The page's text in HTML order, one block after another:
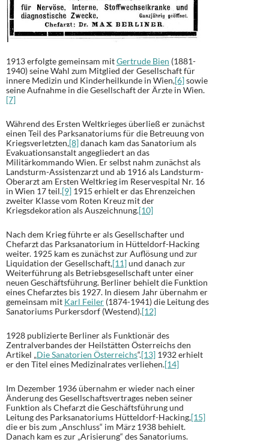
1913 erfolgte gemeinsam mitGertrude Bien (1881-
1940) seine Wahl zum Mitglied der Gesellschaft für
innere Medizin und Kinderheilkunde in Wien,[6]sowie
seine Aufnahme in die Gesellschaft der Ärzte in Wien.
[7]
Während des Ersten Weltkrieges überließ er zunächst
einen Teil des Parksanatoriums für die Betreuung von
Kriegsverletzten,[8]danach kam das Sanatorium als
Evakuationsanstalt angegliedert an das
Militärkommando Wien. Er selbst nahm zunächst als
Landsturm-Assistenzarzt und ab 1916 als Landsturm-
Oberarzt am Ersten Weltkrieg im Reservespital Nr. 16
in Wien 17 teil.[9] 1915 erhielt er das Ehrenzeichen
zweiter Klasse vom Roten Kreuz mit der
Kriegsdekoration als Auszeichnung.[10]
Nach dem Krieg führte er als Gesellschafter und
Chefarzt das Parksanatorium in Hütteldorf-Hacking
weiter. 1925 kam es zunächst zur Auflösung und zur
Liquidation der Gesellschaft,[11]und danach zur
Weiterführung als Betriebsgesellschaft unter einer
neuen Geschäftsführung. Berliner behielt die Funktion
eines Chefarztes bis 1927. In diesem Jahr übernahm er
gemeinsam mit Karl Feiler (1874-1941) die Leitung des
Sanatoriums Purkersdorf (Westend).[12]
1928 publizierte Berliner als Funktionär des
Zentralverbandes der Heilstätten Österreichs den
Artikel „Die Sanatorien Österreichs“.[13] 1932 erhielt
er den Titel eines Medizinalrates verliehen.[14]
Im Dezember 1936 übernahm er wieder nach einer
Änderung des Gesellschaftsvertrages neben seiner
Funktion als Chefarzt die Geschäftsführung und
Leitung des Parksanatoriums Hütteldorf-Hacking,[15]
die er bis zum „Anschluss“ im März 1938 behielt.
Danach kam es zur „Arisierung“ des Sanatoriums.